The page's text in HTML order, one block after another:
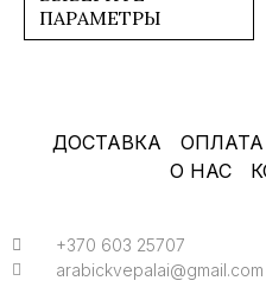
ПАРАМЕТРЫ
ДОСТАВКА ОПЛАТА
О НАС
+370 603 25707
arabickvepalai@gmail.com